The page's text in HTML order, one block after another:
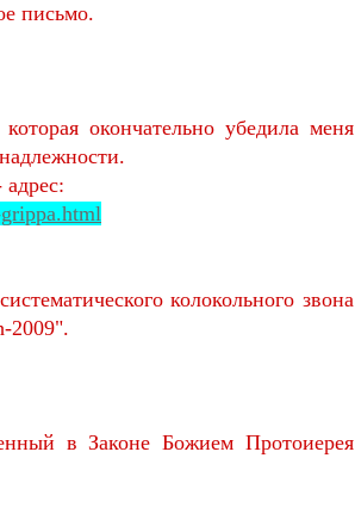
письмо.
окончательно убедила меня
колокольного звона
2009".
в Законе Божием Протоиерея